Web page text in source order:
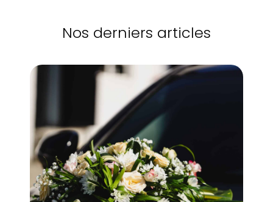
Nos derniers articles